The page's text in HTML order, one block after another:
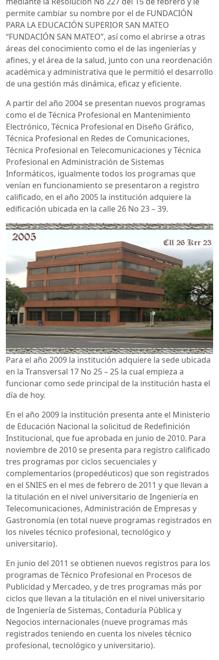
permite cambiar su nombre por el de FUNDACIÓN
PARA LA EDUCACIÓN SUPERIOR SAN MATEO
“FUNDACIÓN SAN MATEO”, así como el abrirse a otras
áreas del conocimiento como el de las ingenierías y
afines, y el área de la salud, junto con una reordenación
académica y administrativa que le permitió el desarrollo
de una gestión más dinámica, eficaz y eficiente.
A partir del año 2004 se presentan nuevos programas
como el de Técnica Profesional en Mantenimiento
Electrónico, Técnica Profesional en Diseño Gráfico,
Técnica Profesional en Redes de Comunicaciones,
Técnica Profesional en Telecomunicaciones y Técnica
Profesional en Administración de Sistemas
Informáticos, igualmente todos los programas que
venían en funcionamiento se presentaron a registro
calificado, en el año 2005 la institución adquiere la
edificación ubicada en la calle 26 No 23 – 39.
Para el año 2009 la institución adquiere la sede ubicada
en la Transversal 17 No 25 – 25 la cual empieza a
funcionar como sede principal de la institución hasta el
día de hoy.
En el año 2009 la institución presenta ante el Ministerio
de Educación Nacional la solicitud de Redefinición
Institucional, que fue aprobada en junio de 2010. Para
noviembre de 2010 se presenta para registro calificado
tres programas por ciclos secuenciales y
complementarios (propedéuticos) que son registrados
en el SNIES en el mes de febrero de 2011 y que llevan a
la titulación en el nivel universitario de Ingeniería en
Telecomunicaciones, Administración de Empresas y
Gastronomía (en total nueve programas registrados en
los niveles técnico profesional, tecnológico y
universitario).
En junio del 2011 se obtienen nuevos registros para los
programas de Técnico Profesional en Procesos de
Publicidad y Mercadeo, y de tres programas más por
ciclos que llevan a la titulación en el nivel universitario
de Ingeniería de Sistemas, Contaduría Pública y
Negocios internacionales (nueve programas más
registrados teniendo en cuenta los niveles técnico
profesional, tecnológico y universitario).